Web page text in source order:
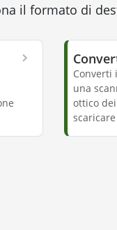
il formato di
Converti
una
ottico